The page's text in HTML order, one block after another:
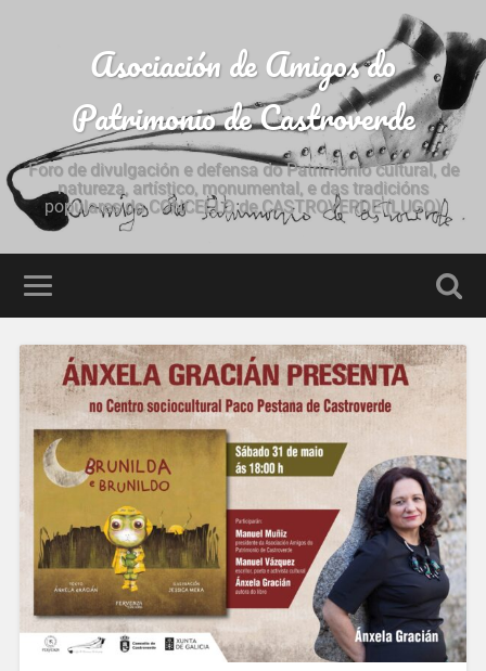
Asociación de Amigos do
Patrimonio de Castroverde
Foro de divulgación e defensa do Patrimonio cultural, de
natureza, artístico, monumental, e das tradicións
populares do CONCELLO de CASTROVERDE (LUGO)